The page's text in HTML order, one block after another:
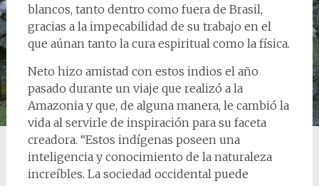
blancos, tanto dentro como fuera de Brasil,
gracias a la impecabilidad de su trabajo en el
que aúnan tanto la cura espiritual como la física.
Neto hizo amistad con estos indios el año
pasado durante un viaje que realizó a la
Amazonia y que, de alguna manera, le cambió la
vida al servirle de inspiración para su faceta
creadora. “Estos indígenas poseen una
inteligencia y conocimiento de la naturaleza
increíbles. La sociedad occidental puede